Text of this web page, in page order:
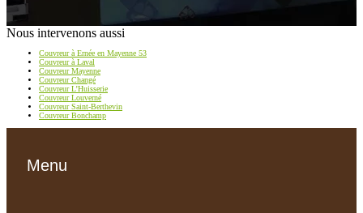
Nous intervenons aussi
Couvreur à Ernée en Mayenne 53
Couvreur à Laval
Couvreur Mayenne
Couvreur Changé
Couvreur L’Huisserie
Couvreur Louverné
Couvreur Saint-Berthevin
Couvreur Bonchamp
Menu